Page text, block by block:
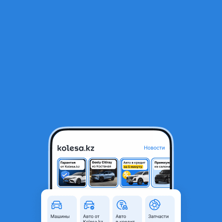
Заглушка бампера крышка буксировочного крюка Камри 70
Астана, Акмолинская